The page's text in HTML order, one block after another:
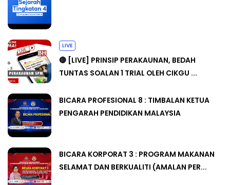
LIVE
🔴 [LIVE] PRINSIP PERAKAUNAN, BEDAH
TUNTAS SOALAN 1 TRIAL OLEH CIKGU ...
BICARA PROFESIONAL 8 : TIMBALAN KETUA
PENGARAH PENDIDIKAN MALAYSIA
BICARA KORPORAT 3 : PROGRAM MAKANAN
SELAMAT DAN BERKUALITI (AMALAN PER...